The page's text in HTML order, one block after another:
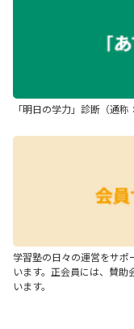
「明日の学力」診断（通
学習塾の日々の運営をサポ
います。正会員には、賛
います。